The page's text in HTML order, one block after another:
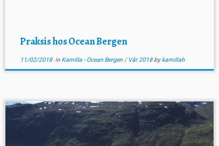
Praksis hos Ocean Bergen
11/02/2018in Kamilla - Ocean Bergen / Vår 2018 by kamillah